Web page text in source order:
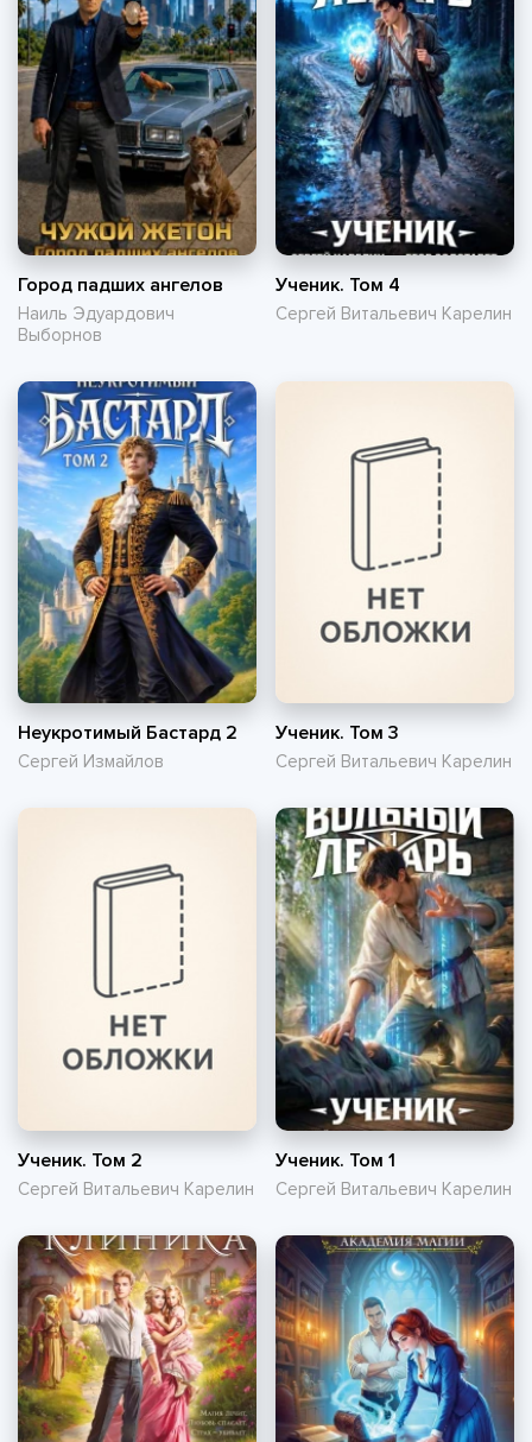
Город падших ангелов
Наиль Эдуардович
Выборнов
Ученик. Том 4
Сергей Витальевич Карелин
Неукротимый Бастард 2
Сергей Измайлов
Ученик. Том 3
Сергей Витальевич Карелин
Ученик. Том 2
Сергей Витальевич Карелин
Ученик. Том 1
Сергей Витальевич Карелин